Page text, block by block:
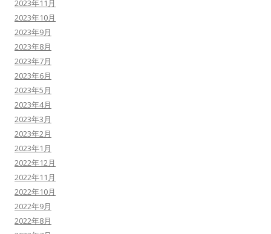
2023年11月
2023年10月
2023年9月
2023年8月
2023年7月
2023年6月
2023年5月
2023年4月
2023年3月
2023年2月
2023年1月
2022年12月
2022年11月
2022年10月
2022年9月
2022年8月